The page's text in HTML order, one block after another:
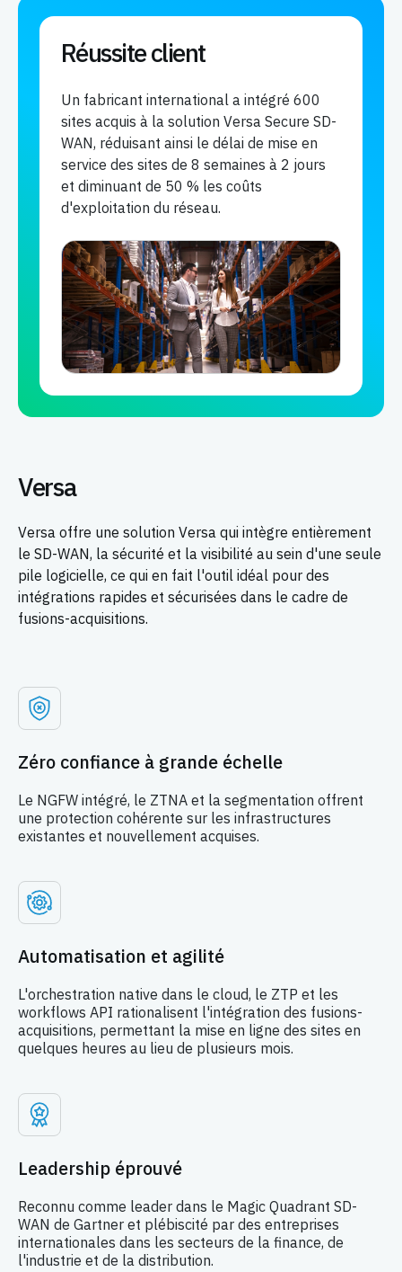
Réussite client
Un fabricant international a intégré 600
sites acquis à la solution Versa Secure SD-
WAN, réduisant ainsi le délai de mise en
service des sites de 8 semaines à 2 jours
et diminuant de 50 % les coûts
d'exploitation du réseau.
Versa
Versa offre une solution Versa qui intègre entièrement
le SD-WAN, la sécurité et la visibilité au sein d'une seule
pile logicielle, ce qui en fait l'outil idéal pour des
intégrations rapides et sécurisées dans le cadre de
fusions-acquisitions.
Zéro confiance à grande échelle
Le NGFW intégré, le ZTNA et la segmentation offrent
une protection cohérente sur les infrastructures
existantes et nouvellement acquises.
Automatisation et agilité
L'orchestration native dans le cloud, le ZTP et les
workflows API rationalisent l'intégration des fusions-
acquisitions, permettant la mise en ligne des sites en
quelques heures au lieu de plusieurs mois.
Leadership éprouvé
Reconnu comme leader dans le Magic Quadrant SD-
WAN de Gartner et plébiscité par des entreprises
internationales dans les secteurs de la finance, de
l'industrie et de la distribution.